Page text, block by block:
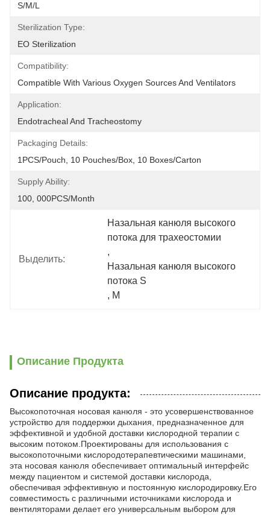
S/M/L
Sterilization Type:
EO Sterilization
Compatibility:
Compatible With Various Oxygen Sources And Ventilators
Application:
Endotracheal And Tracheostomy
Packaging Details:
1PCS/Pouch, 10 Pouches/Box, 10 Boxes/Carton
Supply Ability:
100, 000PCS/Month
Выделить:
Назальная канюля высокого
потока для трахеостомии
,
Назальная канюля высокого
потока S
, M
Описание Продукта
Описание продукта:
Высокопоточная носовая канюля - это усовершенствованное
устройство для поддержки дыхания, предназначенное для
эффективной и удобной доставки кислородной терапии с
высоким потоком.Проектированы для использования с
высокопоточными кислородотерапевтическими машинами,
эта носовая канюля обеспечивает оптимальный интерфейс
между пациентом и системой доставки кислорода,
обеспечивая эффективную и постоянную кислородировку.Его
совместимость с различными источниками кислорода и
вентиляторами делает его универсальным выбором для